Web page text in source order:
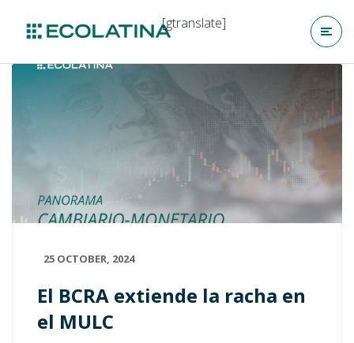
[gtranslate]
25 OCTOBER, 2024
El BCRA extiende la racha en
el MULC